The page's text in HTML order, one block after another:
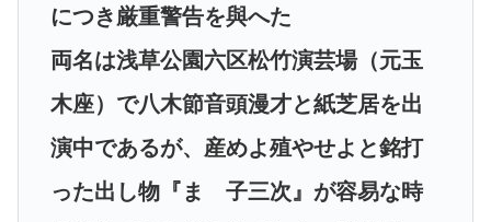
につき厳重警告を與へた
両名は浅草公園六区松竹演芸場（元玉
木座）で八木節音頭漫才と紙芝居を出
演中であるが、産めよ殖やせよと銘打
った出し物『まゝ子三次』が容易な時